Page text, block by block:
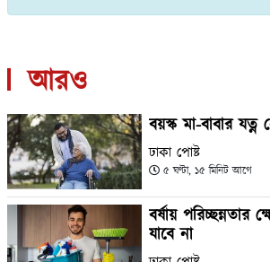
আরও
বয়স্ক মা-বাবার
ঢাকা পোষ্ট
৫ ঘণ্টা, ১৫ মিনিট আগে
বর্ষায় পরিচ্ছন্নতার
যাবে না